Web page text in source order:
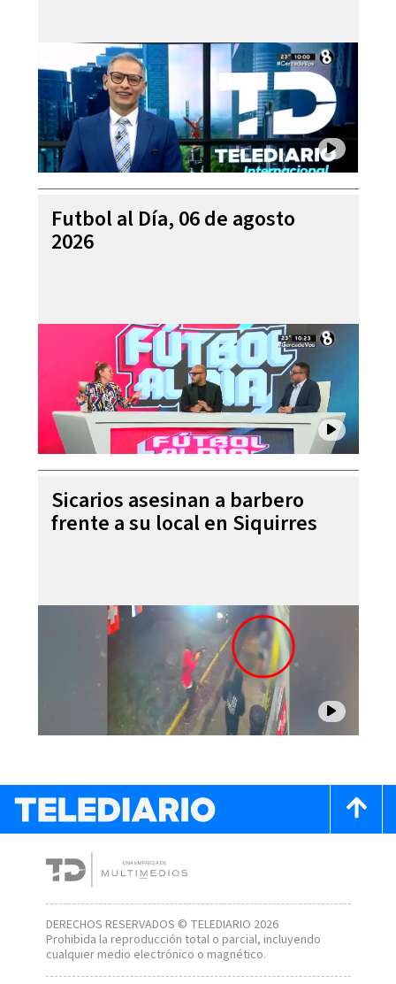
Futbol al Día, 06 de agosto
2026
Sicarios asesinan a barbero
frente a su local en Siquirres
DERECHOS RESERVADOS © TELEDIARIO 2026
Prohibida la reproducción total o parcial, incluyendo
cualquier medio electrónico o magnético.